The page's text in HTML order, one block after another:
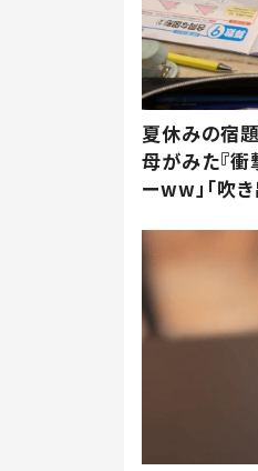
夏休みの宿
母がみた『衝
ーww」「吹